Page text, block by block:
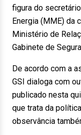
figura do
Energia (MME) da
Ministério de
Gabinete de
De acordo com a
GSI dialoga com
publicado nesta
que trata da
observância